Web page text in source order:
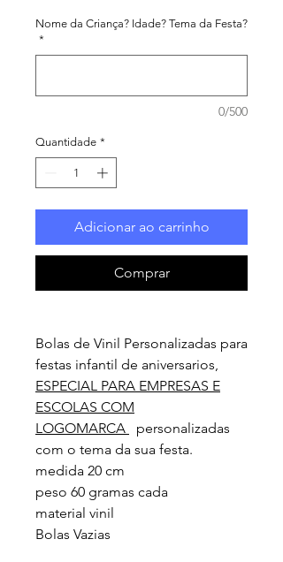
Nome da Criança? Idade? Tema da Festa?
*
0/500
Quantidade *
Adicionar ao carrinho
Comprar
Bolas de Vinil Personalizadas para
festas infantil de aniversarios,
ESPECIAL PARA EMPRESAS E
ESCOLAS COM
LOGOMARCA
personalizadas
com o tema da sua festa.
medida 20 cm
peso 60 gramas cada
material vinil
Bolas Vazias